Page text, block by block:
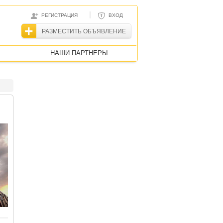
РЕГИСТРАЦИЯ | ВХОД
РАЗМЕСТИТЬ ОБЪЯВЛЕНИЕ
НАШИ ПАРТНЕРЫ